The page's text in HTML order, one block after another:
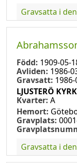
Gravsatta i
Född: 1909-05-
Avliden: 1986-
Gravsatt:
LJUSTERÖ
Kvarter: A
Hemort:
Gravplats:
Gravsatta i